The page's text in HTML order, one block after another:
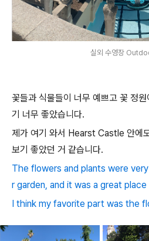
실외 수영장
꽃들과 식물들이 너무 예쁘고 꽃 정
기 너무 좋았습니다.
제가 여기 와서 Hearst Castle 안에
보기 좋았던 거 같습니다.
The flowers and plants were
r garden, and it was a great
I think my favorite part was the